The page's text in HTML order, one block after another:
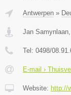
Antwerpen »
Jan Samynlaan
Tel: 0498/
E-mail ›
Website: http://